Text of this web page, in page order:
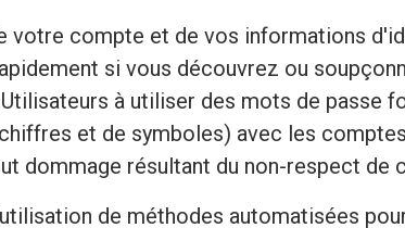
votre compte et de vos informations
si vous découvrez ou
à utiliser des mots de passe
et de symboles) avec les
dommage résultant du non-respect de
de méthodes automatisées